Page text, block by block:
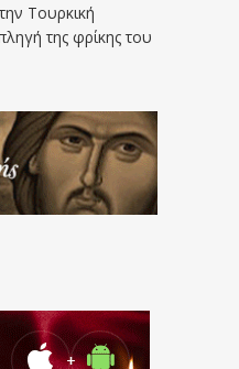
Τουρκική
της φρίκης του